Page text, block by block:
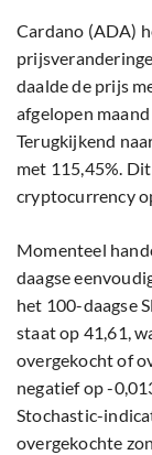
Cardano (ADA)
daalde de prijs
afgelopen
Terugkijkend
met 115,45%.
cryptocurrency
Momenteel
daagse
het 100-daagse
staat op 41,61,
overgekocht of
negatief op -
Stochastic-
overgekochte